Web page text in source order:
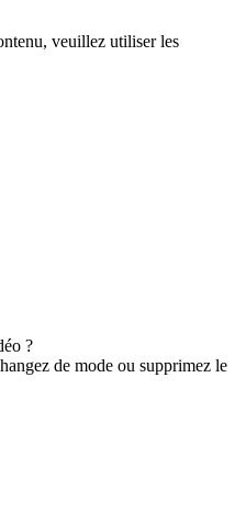
veuillez utiliser les
?
de mode ou supprimez le